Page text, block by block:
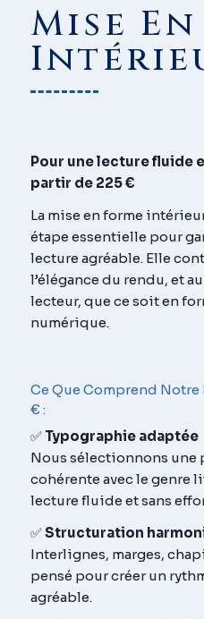
Mise
Pour une lecture fluide
partir de 225 €
La mise en forme
étape essentielle pour
lecture agréable. Elle
l’élégance du rendu, et
lecteur, que ce soit en
numérique.
Ce Que Comprend Notre
€ :
✅ Typographie adaptée
Nous sélectionnons une
cohérente avec le genre
lecture fluide et sans
✅Structuration
Interlignes, marges,
pensé pour créer un
agréable.